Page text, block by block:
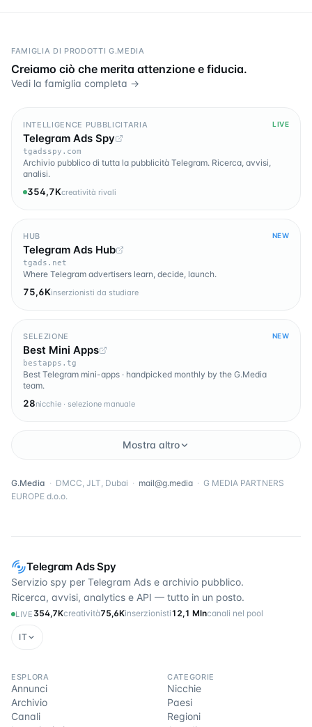
Telegram Ads Spy
Servizio spy per Telegram Ads e archivio pubblico.
Ricerca, avvisi, analytics e API — tutto in un posto.
LIVE 354,7Kcreatività75,6Kinserzionisti12,1 Mlncanali nel pool
IT
ESPLORA
Annunci
Archivio
Canali
CATEGORIE
Nicchie
Paesi
Regioni
FAMIGLIA DI PRODOTTI G.MEDIA
Creiamo ciò che merita attenzione e fiducia.
Vedi la famiglia completa →
INTELLIGENCE PUBBLICITARIA LIVE
Telegram Ads Spy
tgadsspy.com
Archivio pubblico di tutta la pubblicità Telegram. Ricerca, avvisi,
analisi.
354,7Kcreatività rivali
HUB NEW
Telegram Ads Hub
tgads.net
Where Telegram advertisers learn, decide, launch.
75,6Kinserzionisti da studiare
SELEZIONE NEW
Best Mini Apps
bestapps.tg
Best Telegram mini-apps · handpicked monthly by the G.Media
team.
28nicchie · selezione manuale
Mostra altro
G.Media · DMCC, JLT, Dubai · mail@g.media · G MEDIA PARTNERS
EUROPE d.o.o.